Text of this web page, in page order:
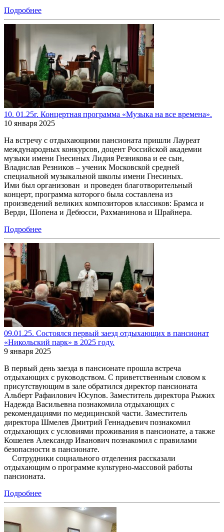
Подробнее
10. 01.25г. Концертная программа «Музыка на все времена».
10 января 2025
На встречу с отдыхающими пансионата пришли Лауреат
международных конкурсов, доцент Российской академии
музыки имени Гнесиных Лидия Резникова и ее сын,
Владислав Резников – ученик Московской средней
специальной музыкальной школы имени Гнесиных.
Ими был организован и проведен благотворительный
концерт, программа которого была составлена из
произведений великих композиторов классиков: Брамса и
Верди, Шопена и Дебюсси, Рахманинова и Шрайнера.
Подробнее
09.01.25. Состоялся первый заезд отдыхающих в пансионат
«Никольский парк» в 2025 году.
9 января 2025
В первый день заезда в пансионате прошла встреча
отдыхающих с руководством. С приветственным словом к
присутствующим в зале обратился директор пансионата
Альберт Рафаилович Юсупов. Заместитель директора Рыжих
Надежда Васильевна познакомила отдыхающих с
рекомендациями по медицинской части. Заместитель
директора Шмелев Дмитрий Геннадьевич познакомил
отдыхающих с условиями проживания в пансионате, а также
Кошелев Александр Иванович познакомил с правилами
безопасности в пансионате.
Сотрудники социального отделения рассказали
отдыхающим о программе культурно-массовой работы
пансионата.
Подробнее